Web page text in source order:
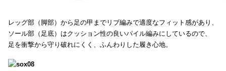
レッグ部（脚部）から足の甲までリブ編みで適度なフィット感があり、
ソール部（足底）はクッション性の良いパイル編みにしているので、
足を衝撃から守り破れにくく、ふんわりした履き心地。